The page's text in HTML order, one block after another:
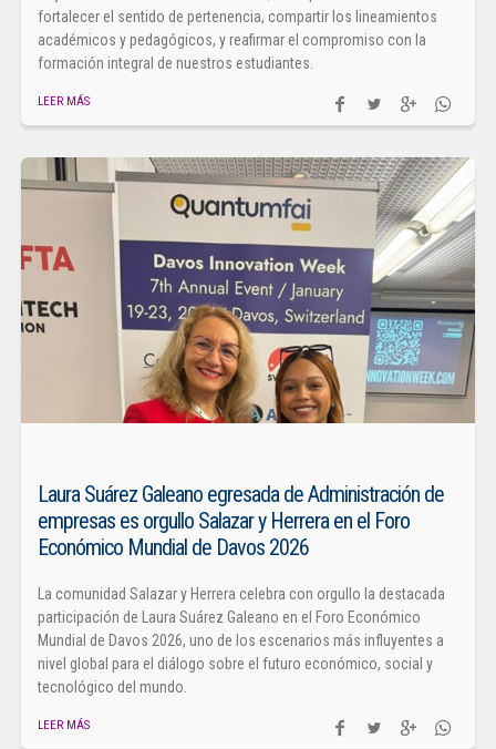
fortalecer el sentido de pertenencia, compartir los lineamientos
académicos y pedagógicos, y reafirmar el compromiso con la
formación integral de nuestros estudiantes.
LEER MÁS
Laura Suárez Galeano egresada de Administración de
empresas es orgullo Salazar y Herrera en el Foro
Económico Mundial de Davos 2026
La comunidad Salazar y Herrera celebra con orgullo la destacada
participación de Laura Suárez Galeano en el Foro Económico
Mundial de Davos 2026, uno de los escenarios más influyentes a
nivel global para el diálogo sobre el futuro económico, social y
tecnológico del mundo.
LEER MÁS